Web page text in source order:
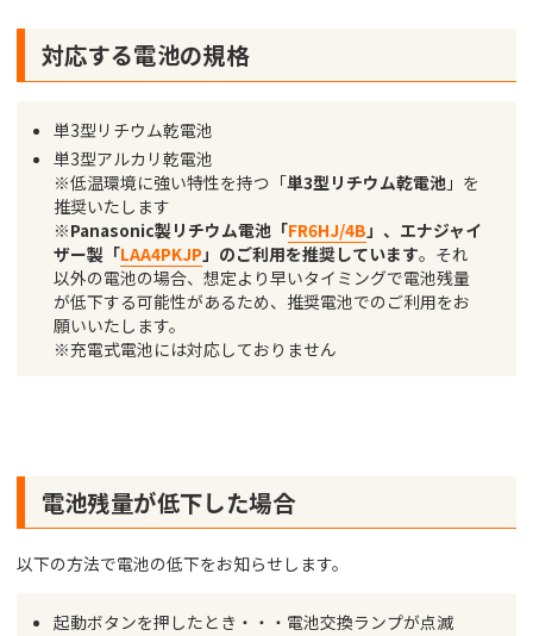
対応する電池の規格
単3型リチウム乾電池
単3型アルカリ乾電池
※低温環境に強い特性を持つ「単3型リチウム乾電池 」を
推奨いたします
※Panasonic製リチウム電池「FR6HJ/4B 」、エナジャイ
ザー製「LAA4PKJP 」のご利用を推奨しています。それ
以外の電池の場合、想定より早いタイミングで電池残量
が低下する可能性があるため、推奨電池でのご利用をお
願いいたします。
※充電式電池には対応しておりません
電池残量が低下した場合
以下の方法で電池の低下をお知らせします。
起動ボタンを押したとき・・・電池交換ランプが点滅